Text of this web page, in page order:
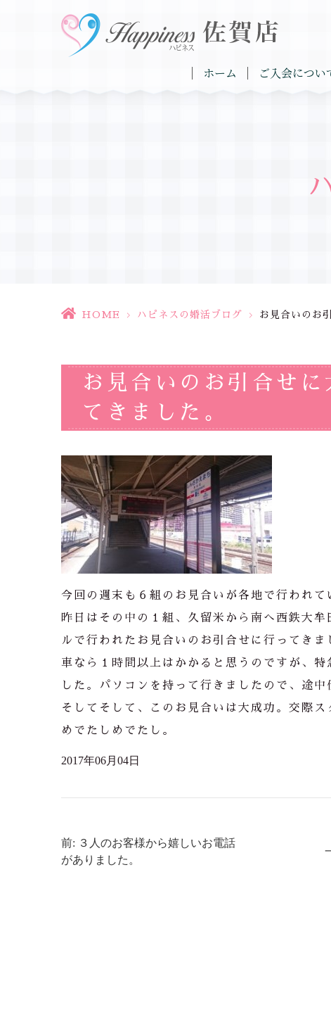
ホーム ご入会につい
HOME > ハピネスの婚活ブログ > お見合いのお
お見合いのお引合せ
てきました。
今回の週末も６組のお見合いが各地で行われて
昨日はその中の１組、久留米から南へ西鉄大
ルで行われたお見合いのお引合せに行ってきま
車なら１時間以上はかかると思うのですが、
した。パソコンを持って行きましたので、途
そしてそして、このお見合いは大成功。交際ス
めでたしめでたし。
2017年06月04日
前: ３人のお客様から嬉しいお電話
がありました。